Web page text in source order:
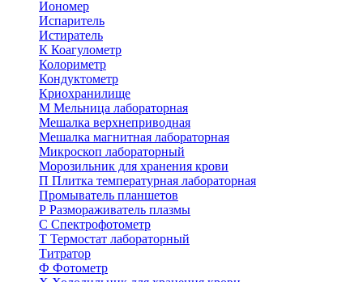
Иономер
Испаритель
Истиратель
К Коагулометр
Колориметр
Кондуктометр
Криохранилище
М Мельница лабораторная
Мешалка верхнеприводная
Мешалка магнитная лабораторная
Микроскоп лабораторный
Морозильник для хранения крови
П Плитка температурная лабораторная
Промыватель планшетов
Р Размораживатель плазмы
С Спектрофотометр
Т Термостат лабораторный
Титратор
Ф Фотометр